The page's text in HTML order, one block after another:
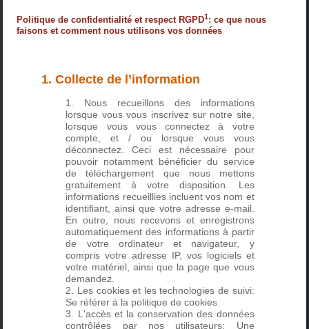
Politique de confidentialité et respect RGPD1: ce que nous
faisons et comment nous utilisons vos données
1. Collecte de l’information
Nous recueillons des informations
lorsque vous vous inscrivez sur notre site,
lorsque vous vous connectez à votre
compte, et / ou lorsque vous vous
déconnectez. Ceci est nécessaire pour
pouvoir notamment bénéficier du service
de téléchargement que nous mettons
gratuitement à votre disposition. Les
informations recueillies incluent vos nom et
identifiant, ainsi que votre adresse e-mail.
En outre, nous recevons et enregistrons
automatiquement des informations à partir
de votre ordinateur et navigateur, y
compris votre adresse IP, vos logiciels et
votre matériel, ainsi que la page que vous
demandez.
Les cookies et les technologies de suivi:
Se référer à la politique de cookies
L'accès et la conservation des données
contrôlées par nos utilisateurs: Une